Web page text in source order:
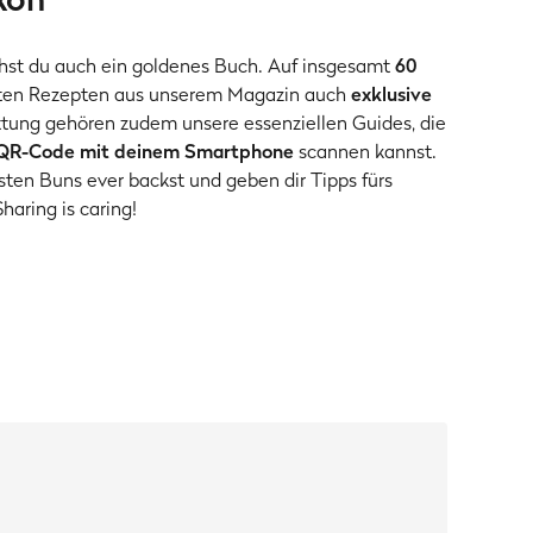
du auch ein goldenes Buch. Auf insgesamt60
Rezepten aus unserem Magazin auch exklusive
gehören zudem unsere essenziellen Guides, die
Code mit deinem Smartphonescannen kannst.
Buns ever backst und geben dir Tipps fürs
is caring!